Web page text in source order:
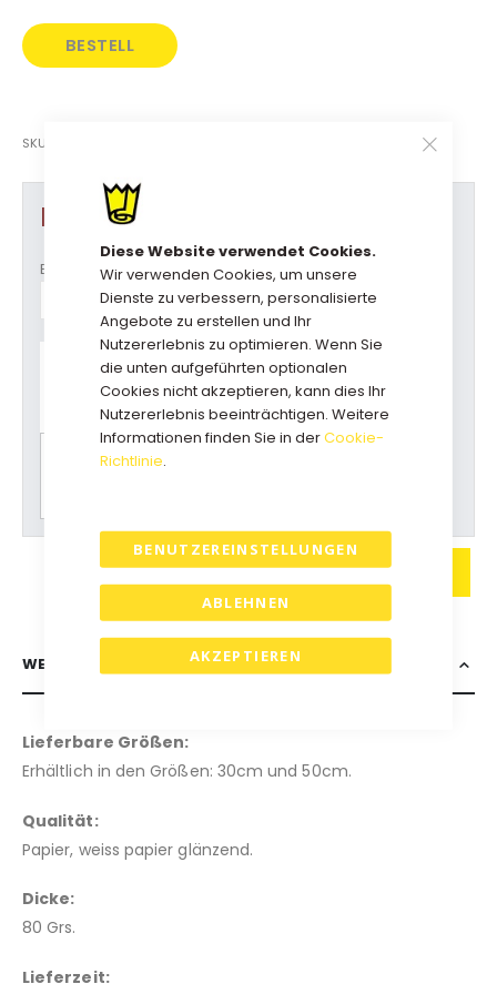
Diese Website verwendet Cookies.
Wir verwenden Cookies, um unsere
Dienste zu verbessern, personalisierte
Angebote zu erstellen und Ihr
Nutzererlebnis zu optimieren. Wenn Sie
die unten aufgeführten optionalen
Cookies nicht akzeptieren, kann dies Ihr
Nutzererlebnis beeinträchtigen. Weitere
Informationen finden Sie in derCookie-
Richtlinie.
AKZEPTIEREN
BENUTZEREINSTELLUNGEN
ABLEHNEN
BESTELL
SKU
Produkt Optionen
Breite
Haben Sie Fragen zu diesem
Produkt?
Rufen Sie uns an: +31(0)73-5229800
kundendienst@geschenkboxdirekt.de
Bitte wählen Sie zuerst alle Optionen für einen
IN DEN WARENKORB
WEITERE INFORMATIONEN
Lieferbare Größen:
Erhältlich in den Größen: 30cm und 50cm.
Qualität:
Papier, weiss papier glänzend.
Dicke:
80 Grs.
Lieferzeit: